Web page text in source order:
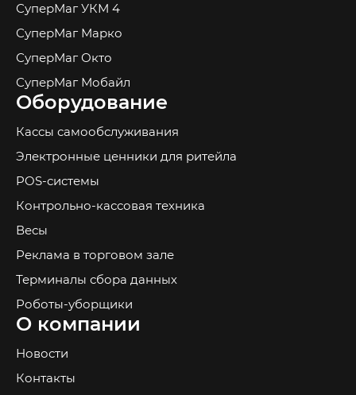
СуперМаг УКМ 4
СуперМаг Марко
СуперМаг Окто
СуперМаг Мобайл
Оборудование
Кассы самообслуживания
Электронные ценники для ритейла
POS-системы
Контрольно-кассовая техника
Весы
Реклама в торговом зале
Терминалы сбора данных
Роботы-уборщики
О компании
Новости
Контакты